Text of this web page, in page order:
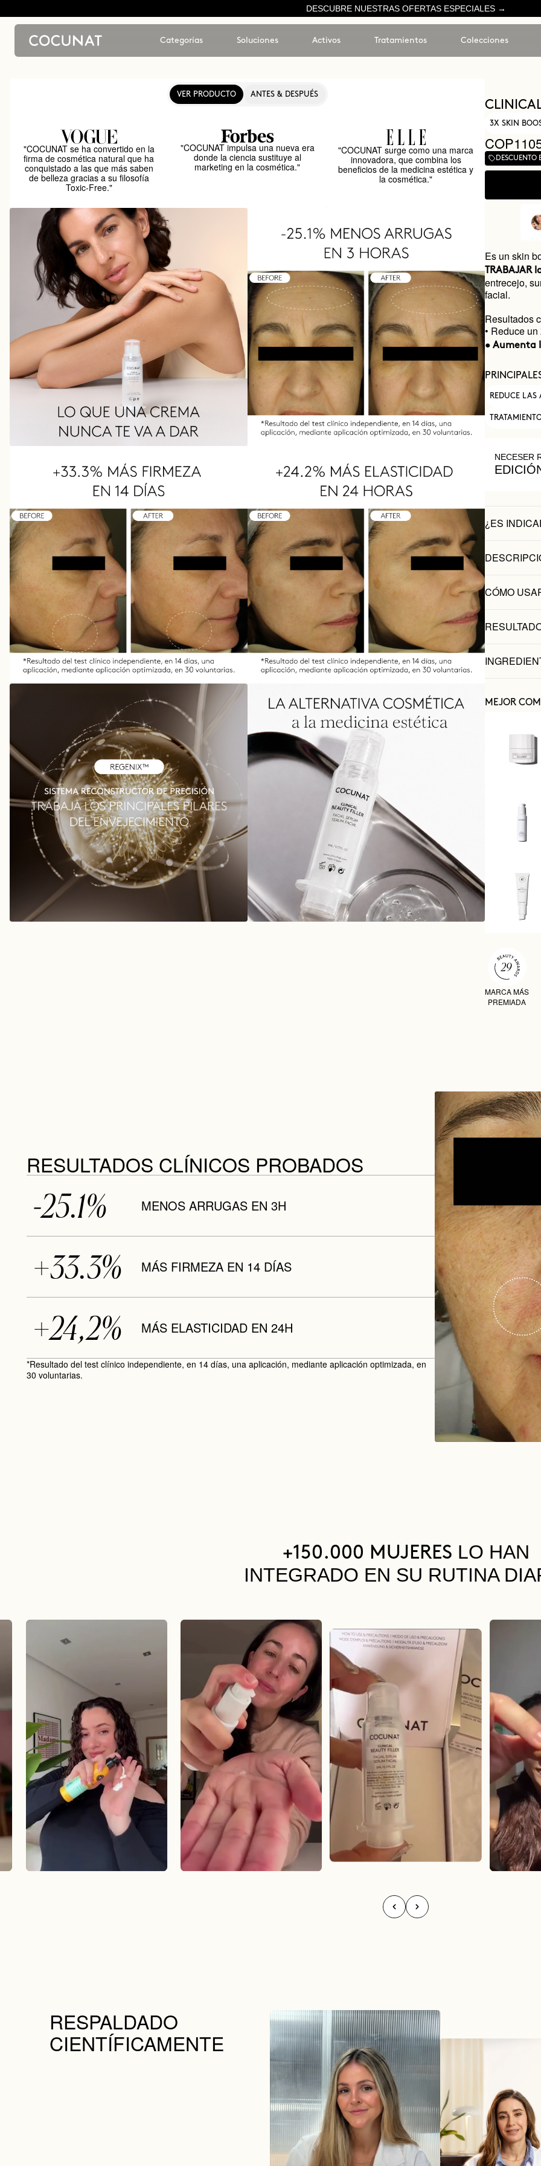
DESCUBRE NUESTRAS OFERTAS ESPECIALES →
Categorías Soluciones Activos Tratamientos Colecciones
VER PRODUCTO ANTES & DESPUÉS
"COCUNAT se ha convertido en la
firma de cosmética natural que ha
conquistado a las que más saben
de belleza gracias a su filosofía
Toxic-Free."
"COCUNAT impulsa una nueva era
donde la ciencia sustituye al
marketing en la cosmética."
"COCUNAT surge como una marca
innovadora, que combina los
beneficios de la medicina estética y
la cosmética."
3X SKIN
DESCUENTO
Es un skin
entrecejo,
facial.
Resultados
• Reduce un
• Aumenta
REDUCE LAS
NECESER
¿ES
CÓMO
MEJOR
MARCA MÁS
PREMIADA
RESULTADOS CLÍNICOS PROBADOS
-25.1% MENOS ARRUGAS EN 3H
+33.3% MÁS FIRMEZA EN 14 DÍAS
+24,2% MÁS ELASTICIDAD EN 24H
*Resultado del test clínico independiente, en 14 días, una aplicación, mediante aplicación optimizada, en
30 voluntarias.
+150.000 MUJERES LO HAN
INTEGRADO EN SU RUTINA
RESPALDADO
CIENTÍFICAMENTE